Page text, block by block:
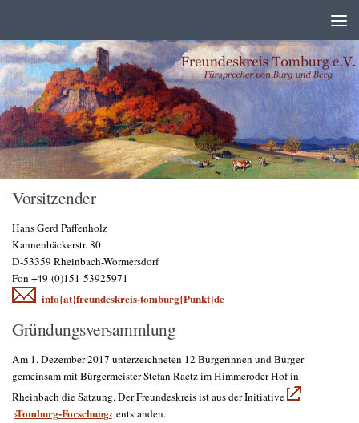
Vorsitzender
Hans Gerd Paffenholz
Kannenbäckerstr. 80
D-53359 Rheinbach-Wormersdorf
Fon +49-(0)151-53925971
info{at}freundeskreis-tomburg{Punkt}de
Gründungsversammlung
Am 1. Dezember 2017 unterzeichneten 12 Bürgerinnen und Bürger
gemeinsam mit Bürgermeister Stefan Raetz im Himmeroder Hof in
Rheinbach die Satzung. Der Freundeskreis ist aus der Initiative
›Tomburg-Forschung‹ entstanden.